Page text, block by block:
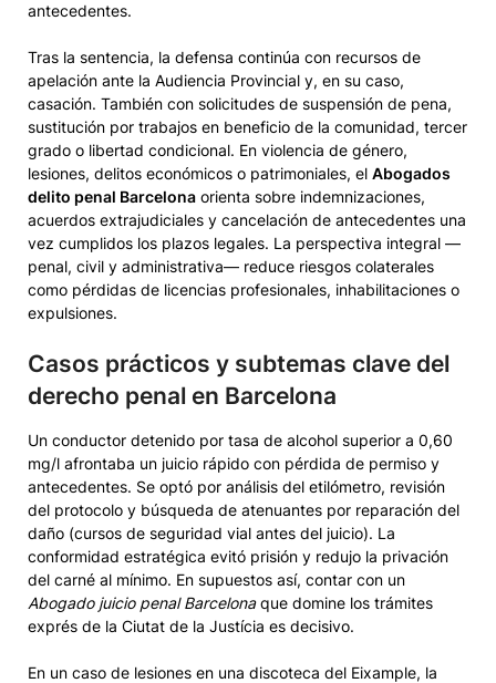
antecedentes.
Tras la sentencia, la defensa continúa con recursos de
apelación ante la Audiencia Provincial y, en su caso,
casación. También con solicitudes de suspensión de pena,
sustitución por trabajos en beneficio de la comunidad, tercer
grado o libertad condicional. En violencia de género,
lesiones, delitos económicos o patrimoniales, el Abogados
delito penal Barcelona orienta sobre indemnizaciones,
acuerdos extrajudiciales y cancelación de antecedentes una
vez cumplidos los plazos legales. La perspectiva integral —
penal, civil y administrativa— reduce riesgos colaterales
como pérdidas de licencias profesionales, inhabilitaciones o
expulsiones.
Casos prácticos y subtemas clave del
derecho penal en Barcelona
Un conductor detenido por tasa de alcohol superior a 0,60
mg/l afrontaba un juicio rápido con pérdida de permiso y
antecedentes. Se optó por análisis del etilómetro, revisión
del protocolo y búsqueda de atenuantes por reparación del
daño (cursos de seguridad vial antes del juicio). La
conformidad estratégica evitó prisión y redujo la privación
del carné al mínimo. En supuestos así, contar con un
Abogado juicio penal Barcelonaque domine los trámites
exprés de la Ciutat de la Justícia es decisivo.
En un caso de lesiones en una discoteca del Eixample, la